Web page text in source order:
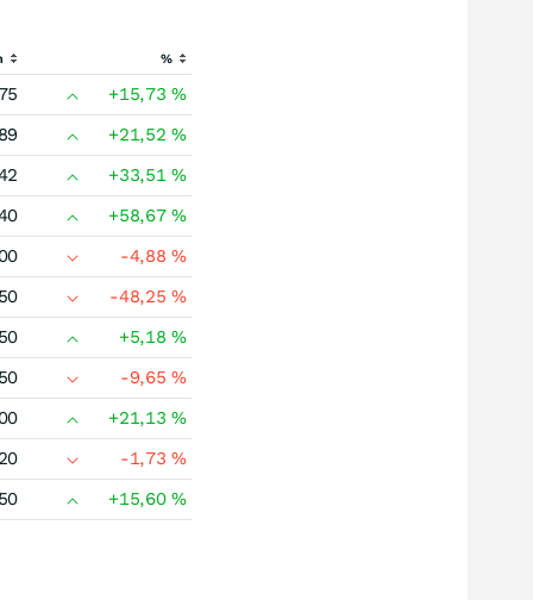
%
+15,73%
+21,52%
+33,51%
+58,67%
-4,88%
-48,25%
+5,18%
-9,65%
+21,13%
-1,73%
+15,60%